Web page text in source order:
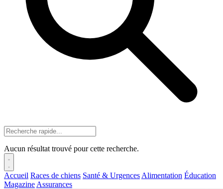
Aucun résultat trouvé pour cette recherche.
Accueil Races de chiens Santé & Urgences Alimentation Éducation
Magazine Assurances